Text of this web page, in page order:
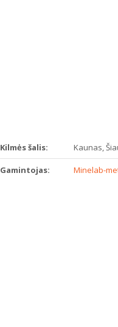
Kilmės šalis: Kaunas,
Gamintojas: Minelab-